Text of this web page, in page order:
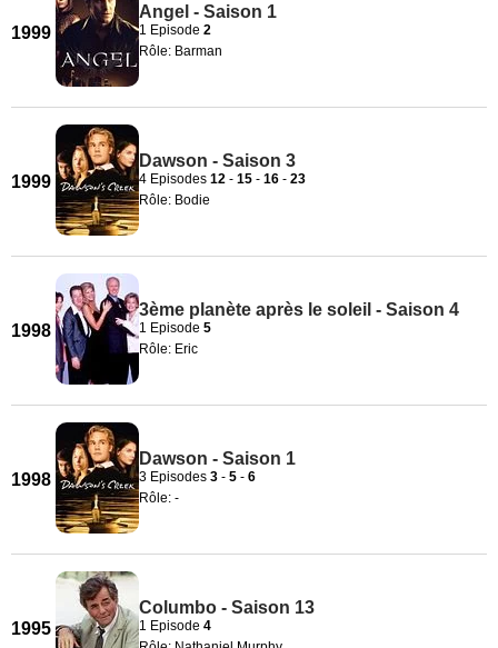
1999
Angel - Saison 1
1 Episode 2
Rôle: Barman
1999
Dawson - Saison 3
4 Episodes 12 - 15 - 16 - 23
Rôle: Bodie
1998
3ème planète après le soleil - Saison 4
1 Episode 5
Rôle: Eric
1998
Dawson - Saison 1
3 Episodes 3 - 5 - 6
Rôle: -
1995
Columbo - Saison 13
1 Episode 4